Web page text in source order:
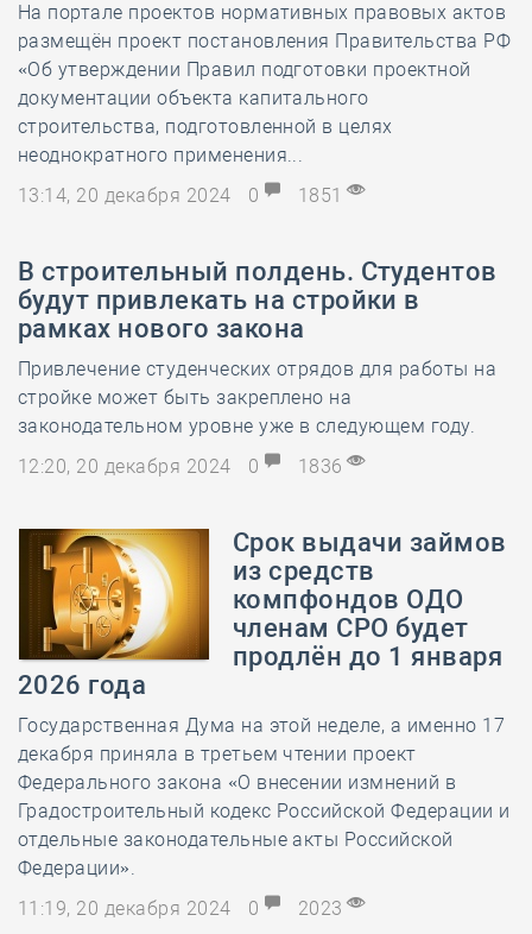
На портале проектов нормативных правовых актов
размещён проект постановления Правительства РФ
«Об утверждении Правил подготовки проектной
документации объекта капитального
строительства, подготовленной в целях
неоднократного применения...
13:14, 20 декабря 2024
0 1851
В строительный полдень. Студентов
будут привлекать на стройки в
рамках нового закона
Привлечение студенческих отрядов для работы на
стройке может быть закреплено на
законодательном уровне уже в следующем году.
12:20, 20 декабря 2024
0 1836
Срок выдачи займов
из средств
компфондов ОДО
членам СРО будет
продлён до 1 января
2026 года
Государственная Дума на этой неделе, а именно 17
декабря приняла в третьем чтении проект
Федерального закона «О внесении измнений в
Градостроительный кодекс Российской Федерации и
отдельные законодательные акты Российской
Федерации».
11:19, 20 декабря 2024
0 2023